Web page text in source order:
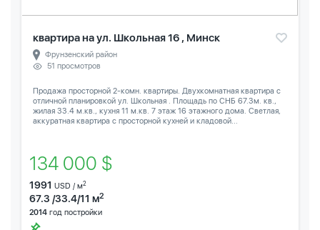
квартира на ул. Школьная 16 , Минск
Фрунзенский район
51 просмотров
Продажа просторной 2-комн. квартиры. Двухкомнатная квартира с
отличной планировкой ул. Школьная . Площадь по СНБ 67.3м. кв.,
жилая 33.4 м.кв., кухня 11 м.кв. 7 этаж 16 этажного дома. Светлая,
аккуратная квартира с просторной кухней и кладовой...
134 000 $
1991 USD / м2
67.3 /33.4/11 м2
2014 год постройки